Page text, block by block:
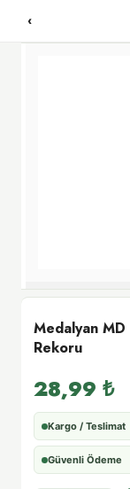
Medalyan
Rekoru
28,99 ₺
Kargo / Teslimat
Güvenli Ödeme
‹